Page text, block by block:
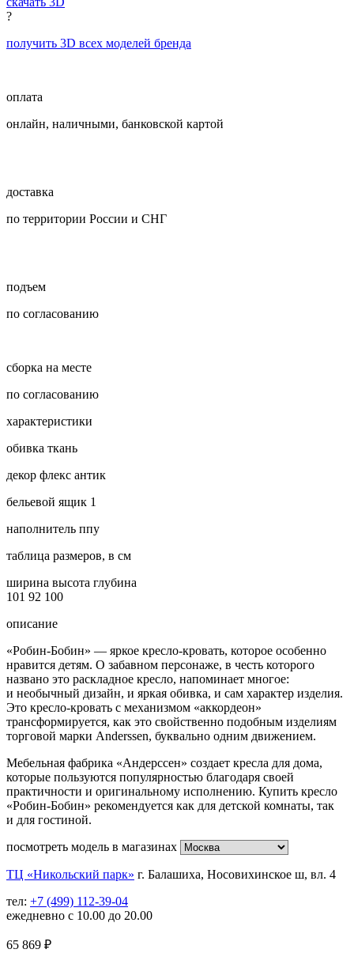
?
получить 3D всех моделей бренда
оплата
онлайн, наличными, банковской картой
доставка
по территории России и СНГ
подъем
по согласованию
сборка на месте
по согласованию
характеристики
обивка ткань
декор флекс антик
бельевой ящик 1
наполнитель ппу
таблица размеров, в см
ширина высота глубина
101 92 100
описание
«Робин-Бобин» — яркое кресло-кровать, которое особенно
нравится детям. О забавном персонаже, в честь которого
названо это раскладное кресло, напоминает многое:
и необычный дизайн, и яркая обивка, и сам характер изделия.
Это кресло-кровать с механизмом «аккордеон»
трансформируется, как это свойственно подобным изделиям
торговой марки Anderssen, буквально одним движением.
Мебельная фабрика «Андерссен» создает кресла для дома,
которые пользуются популярностью благодаря своей
практичности и оригинальному исполнению. Купить кресло
«Робин-Бобин» рекомендуется как для детской комнаты, так
и для гостиной.
посмотреть модель в магазинах
ТЦ «Никольский парк» г. Балашиха, Носовихинское ш, вл. 4
тел: +7 (499) 112-39-04
ежедневно с 10.00 до 20.00
65 869 ₽